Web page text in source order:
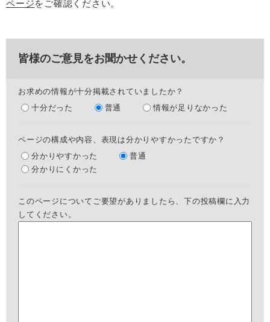
ページをご確認ください。
皆様のご意見をお聞かせください。
お求めの情報が十分掲載されていましたか？
十分だった
普通 情報が足りなかった
ページの構成や内容、表現は分かりやすかったですか？
分かりやすかった
普通
分かりにくかった
このページについてご要望がありましたら、下の投稿欄に入力
してください。